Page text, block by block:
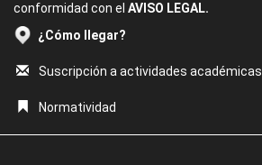
conformidad con el AVISO LEGAL.
¿Cómo llegar?
Suscripción a actividades académicas
Normatividad